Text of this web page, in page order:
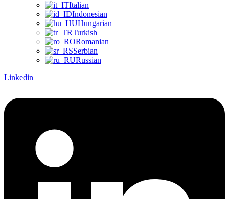
Italian
Indonesian
Hungarian
Turkish
Romanian
Serbian
Russian
Linkedin